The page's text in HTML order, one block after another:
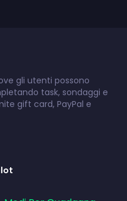
gli utenti possono
task, sondaggi e
gift card, PayPal e